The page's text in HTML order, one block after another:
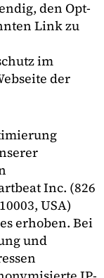
den Opt-
Link zu
im
der
Inc. (826
USA)
erhoben. Bei
und